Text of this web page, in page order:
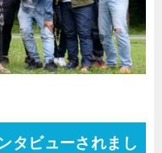
タビューされまし